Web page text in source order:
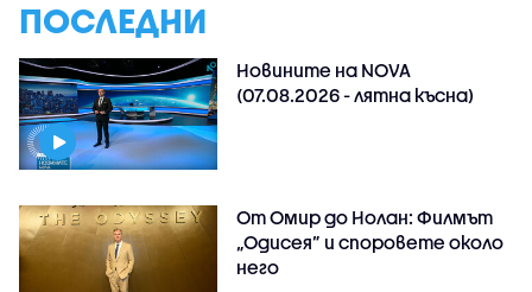
ПОСЛЕДНИ
Новините на NOVA
(07.08.2026 - лятна късна)
От Омир до Нолан: Филмът
„Одисея” и споровете около
него